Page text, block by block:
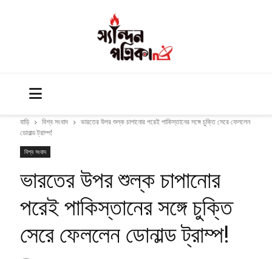
বাড়ি বিশ্ব সংবাদ
ভারতের উপর শুল্ক চাপানোর পরেই পাকিস্তানের সঙ্গে চুক্তি সেরে ফেললেন
ডোনাল্ড ট্রাম্প!
বিশ্ব সংবাদ
ভারতের উপর শুল্ক চাপানোর
পরেই পাকিস্তানের সঙ্গে চুক্তি
সেরে ফেললেন ডোনাল্ড ট্রাম্প!